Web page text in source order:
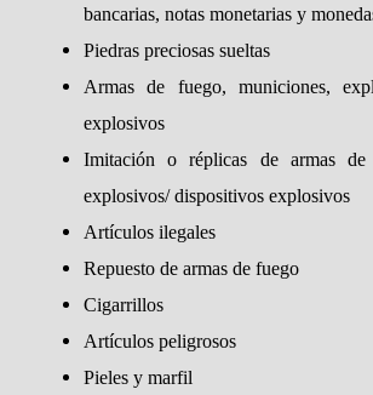
bancarias, notas monetarias y
Piedras preciosas sueltas
Armas de fuego, municiones,
explosivos
Imitación o réplicas de armas de
explosivos/ dispositivos explosivos
Artículos ilegales
Repuesto de armas de fuego
Cigarrillos
Artículos peligrosos
Pieles y marfil